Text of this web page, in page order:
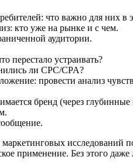
что важно для них в
кто уже на рынке и с чем.
аудитории.
перестало устраивать?
ли CPC/CPA?
провести анализ
бренд (через
маркетинговых исследований
применение. Без этого